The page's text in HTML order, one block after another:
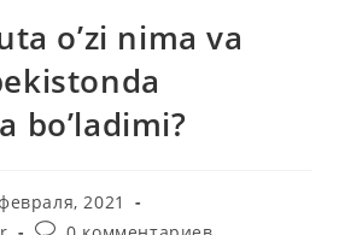
o’zi nima va
bo’ladimi?
2021
Комментарии